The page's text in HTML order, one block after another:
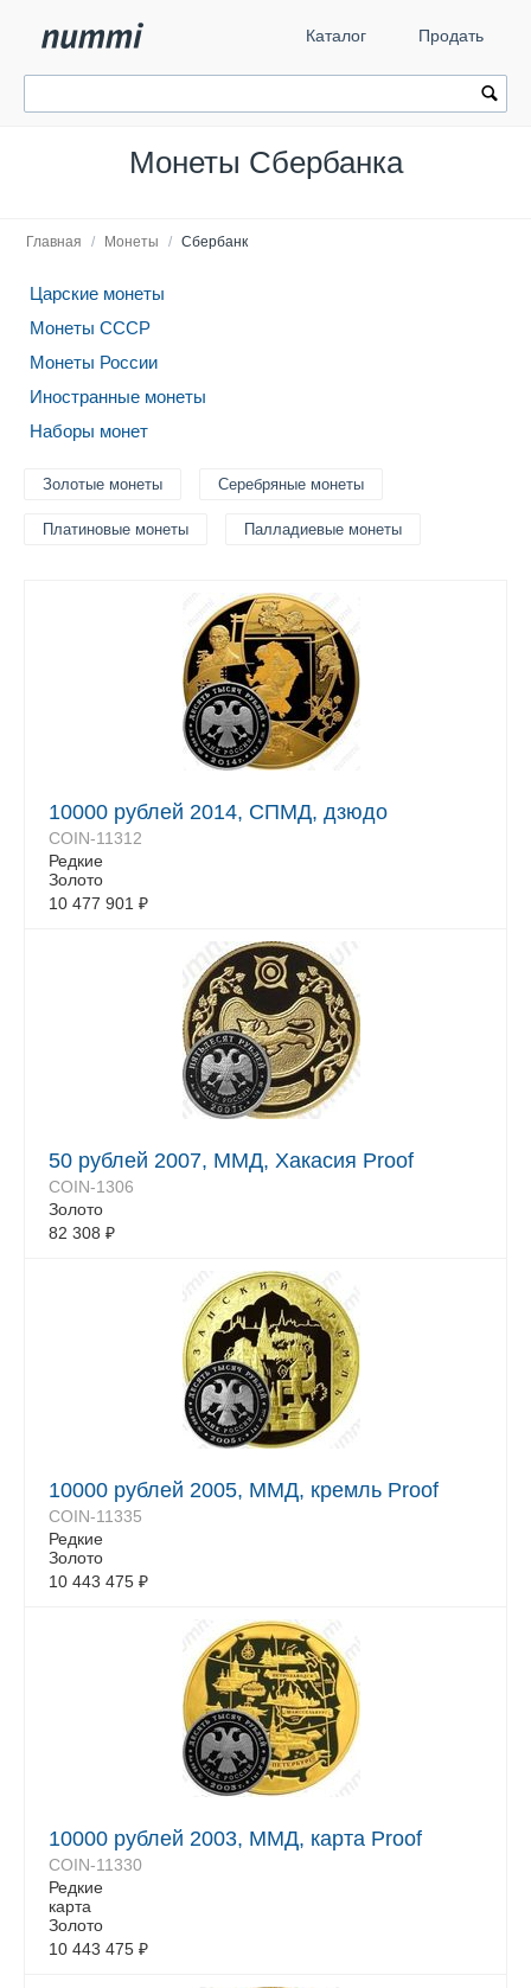
Каталог Продать
Монеты Сбербанка
Главная / Монеты / Сбербанк
Царские монеты
Монеты СССР
Монеты России
Иностранные монеты
Наборы монет
Золотые монеты Серебряные монеты
Платиновые монеты Палладиевые монеты
10000 рублей 2014, СПМД, дзюдо
COIN-11312
Редкие
Золото
10 477 901 ₽
50 рублей 2007, ММД, Хакасия Proof
COIN-1306
Золото
82 308 ₽
10000 рублей 2005, ММД, кремль Proof
COIN-11335
Редкие
Золото
10 443 475 ₽
10000 рублей 2003, ММД, карта Proof
COIN-11330
Редкие
карта
Золото
10 443 475 ₽